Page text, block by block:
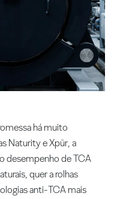
há muito
Naturity e Xpür, a
desempenho de TCA
quer a rolhas
anti-TCA mais